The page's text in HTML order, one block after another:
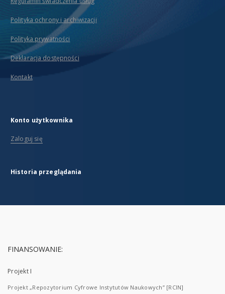
Polityka ochrony i archiwizacji
Polityka prywatności
Deklaracja dostępności
Kontakt
Konto użytkownika
Zaloguj się
Historia przeglądania
FINANSOWANIE:
Projekt I
Projekt „Repozytorium Cyfrowe Instytutów Naukowych” [RCIN]